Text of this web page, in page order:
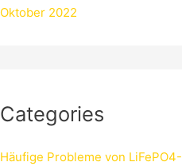
Oktober 2022
Categories
Häufige Probleme von LiFePO4-